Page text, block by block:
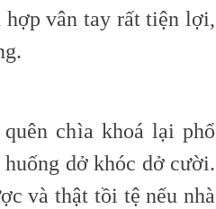
vân tay rất tiện lợi,
chìa khoá lại phổ
dở khóc dở cười.
và thật tồi tệ nếu nhà